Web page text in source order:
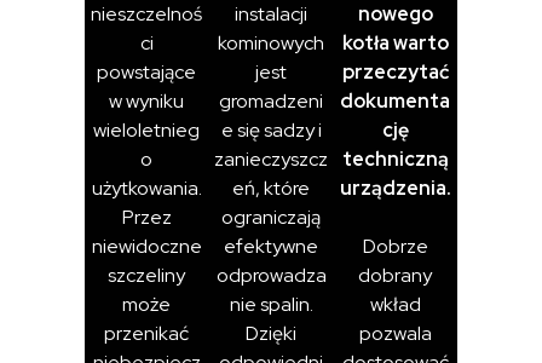
nieszczelnoś
ci
powstające
w wyniku
wieloletnieg
o
użytkowania.
Przez
niewidoczne
szczeliny
może
przenikać
instalacji
kominowych
jest
gromadzeni
e się sadzy i
zanieczyszcz
eń, które
ograniczają
efektywne
odprowadza
nie spalin.
Dzięki
nowego
kotła warto
przeczytać
dokumenta
cję
techniczną
urządzenia.
Dobrze
dobrany
wkład
pozwala